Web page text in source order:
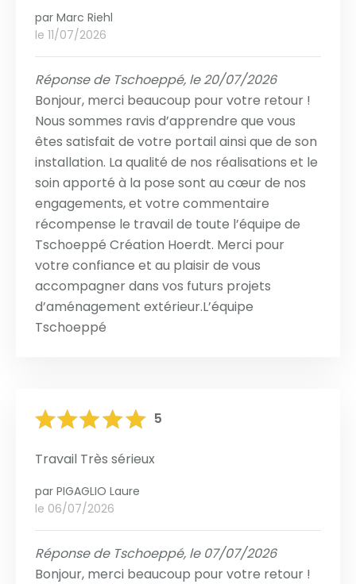
par Marc Riehl
le 11/07/2026
Réponse de Tschoeppé, le 20/07/2026
Bonjour, merci beaucoup pour votre retour !
Nous sommes ravis d’apprendre que vous
êtes satisfait de votre portail ainsi que de son
installation. La qualité de nos réalisations et le
soin apporté à la pose sont au cœur de nos
engagements, et votre commentaire
récompense le travail de toute l’équipe de
Tschoeppé Création Hoerdt. Merci pour
votre confiance et au plaisir de vous
accompagner dans vos futurs projets
d’aménagement extérieur.L’équipe
Tschoeppé
5
Travail Très sérieux
par PIGAGLIO Laure
le 06/07/2026
Réponse de Tschoeppé, le 07/07/2026
Bonjour, merci beaucoup pour votre retour !